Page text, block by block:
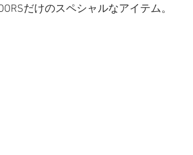
だけのスペシャルなアイテム。